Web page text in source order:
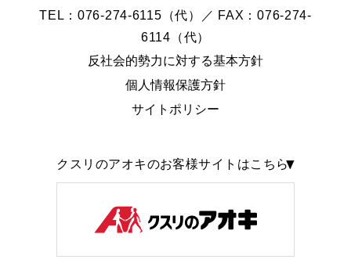
TEL：076-274-6115（代）／ FAX：076-274-
6114（代）
反社会的勢力に対する基本方針
個人情報保護方針
サイトポリシー
クスリのアオキのお客様サイトはこちら